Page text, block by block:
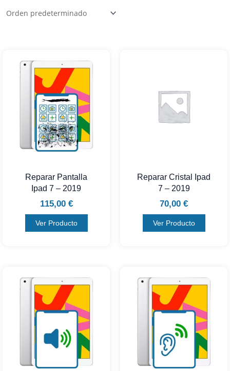
Reparar Pantalla
Ipad 7 – 2019
115,00 €
Ver Producto
Reparar Cristal Ipad
7 – 2019
70,00 €
Ver Producto